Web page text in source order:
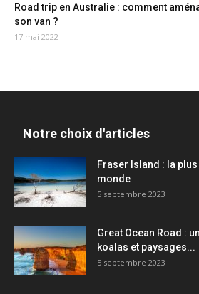
Road trip en Australie : comment
son van ?
17 mai 2022
Notre choix d'articles
Fraser Island : la
monde
5 septembre 2023
Great Ocean Road :
koalas et paysages...
5 septembre 2023